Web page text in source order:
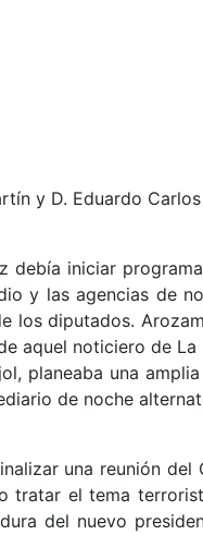
y D. Eduardo
debía iniciar
y las agencias de
diputados.
aquel noticiero de
planeaba una
de noche
una reunión
el tema
del nuevo